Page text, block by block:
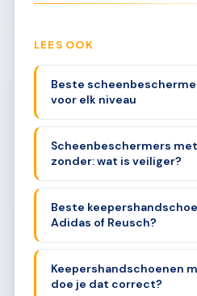
LEES OOK
Beste
voor elk niveau
Scheenbeschermers
zonder: wat is veiliger?
Beste
Adidas of Reusch?
Keepershandschoenen
doe je dat correct?